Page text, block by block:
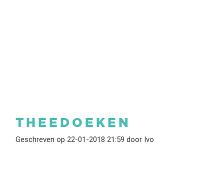
THEEDOEKEN
Geschreven op 22-01-2018 21:59 door Ivo